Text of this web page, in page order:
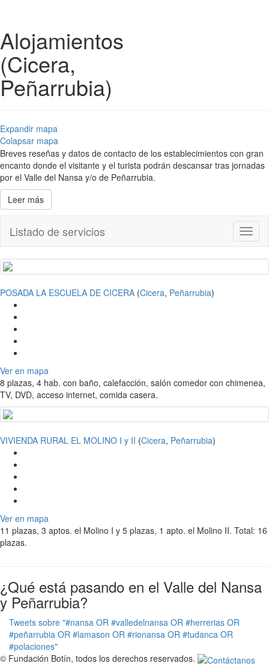
Alojamientos
(Cicera,
Peñarrubia)
Expandir mapa
Colapsar mapa
Breves reseñas y datos de contacto de los establecimientos con gran
encanto donde el visitante y el turista podrán descansar tras jornadas
por el Valle del Nansa y/o de Peñarrubia.
Leer más
Listado de servicios
POSADA LA ESCUELA DE CICERA (Cicera, Peñarrubia)
Ver en mapa
8 plazas, 4 hab. con baño, calefacción, salón comedor con chimenea,
TV, DVD, acceso internet, comida casera.
VIVIENDA RURAL EL MOLINO I y II (Cicera, Peñarrubia)
Ver en mapa
11 plazas, 3 aptos. el Molino I y 5 plazas, 1 apto. el Molino II. Total: 16
plazas.
¿Qué está pasando en el Valle del Nansa
y Peñarrubia?
Tweets sobre "#nansa OR #valledelnansa OR #herrerias OR
#peñarrubia OR #lamason OR #rionansa OR #tudanca OR
#polaciones"
© Fundación Botín, todos los derechos reservados.